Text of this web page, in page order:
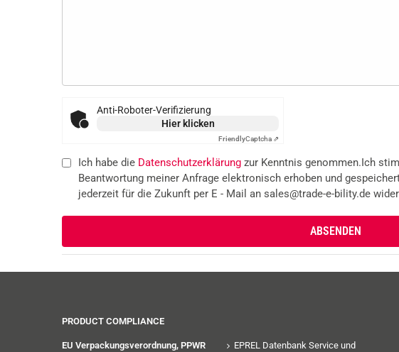
Anti-Roboter-Verifizierung
Hier klicken
FriendlyCaptcha ⇗
Ich habe die Datenschutzerklärung zur Kenntnis genommen.Ich
Beantwortung meiner Anfrage elektronisch erhoben und
jederzeit für die Zukunft per E - Mail an sales@trade-e-bility.de
PRODUCT COMPLIANCE
EU Verpackungsverordnung, PPWR
EPREL Datenbank Service und